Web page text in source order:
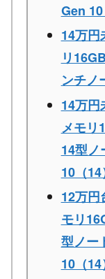
Gen 10
14万円
リ
ンチノ
14万円
メモリ
14型
10（14
12万円
モリ
型ノー
10（14